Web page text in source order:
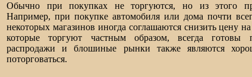
Обычно при покупках не торгуются, но из этого
Например, при покупке автомобиля или дома почти
некоторых магазинов иногда соглашаются снизить цену
которые торгуют частным образом, всегда готовы
распродажи и блошиные рынки также являются
поторговаться.